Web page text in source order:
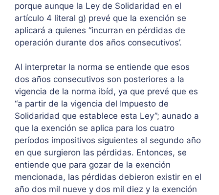
porque aunque la Ley de Solidaridad en el
artículo 4 literal g) prevé que la exención se
aplicará a quienes “incurran en pérdidas de
operación durante dos años consecutivos’.
Al interpretar la norma se entiende que esos
dos años consecutivos son posteriores a la
vigencia de la norma ibíd, ya que prevé que es
“a partir de la vigencia del Impuesto de
Solidaridad que establece esta Ley”; aunado a
que la exención se aplica para los cuatro
períodos impositivos siguientes al segundo año
en que surgieron las pérdidas. Entonces, se
entiende que para gozar de la exención
mencionada, las pérdidas debieron existir en el
año dos mil nueve y dos mil diez y la exención